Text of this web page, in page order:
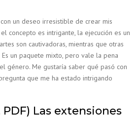
un deseo irresistible de crear mis
concepto es intrigante, la ejecución es un
son cautivadoras, mientras que otras
un paquete mixto, pero vale la pena
género. Me gustaría saber qué pasó con
que me ha estado intrigando
PDF) Las extensiones